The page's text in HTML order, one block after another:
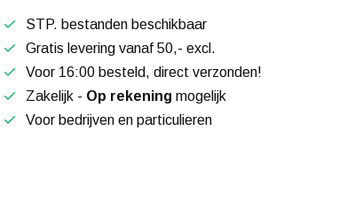
STP. bestanden beschikbaar
Gratis levering vanaf 50,- excl.
Voor 16:00 besteld, direct verzonden!
Zakelijk - Op rekening mogelijk
Voor bedrijven en particulieren